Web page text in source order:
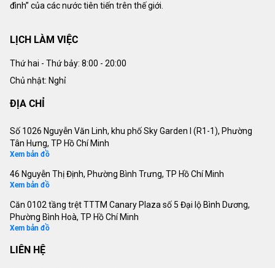
đình” của các nước tiên tiến trên thế giới.
LỊCH LÀM VIỆC
Thứ hai - Thứ bảy: 8:00 - 20:00
Chủ nhật: Nghỉ
ĐỊA CHỈ
Số 1026 Nguyễn Văn Linh, khu phố Sky Garden I (R1-1), Phường
Tân Hưng, TP Hồ Chí Minh
Xem bản đồ
46 Nguyễn Thị Định, Phường Bình Trưng, TP Hồ Chí Minh
Xem bản đồ
Căn 0102 tầng trệt TTTM Canary Plaza số 5 Đại lộ Bình Dương,
Phường Bình Hoà, TP Hồ Chí Minh
Xem bản đồ
LIÊN HỆ